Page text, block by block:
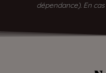
dépendance). En